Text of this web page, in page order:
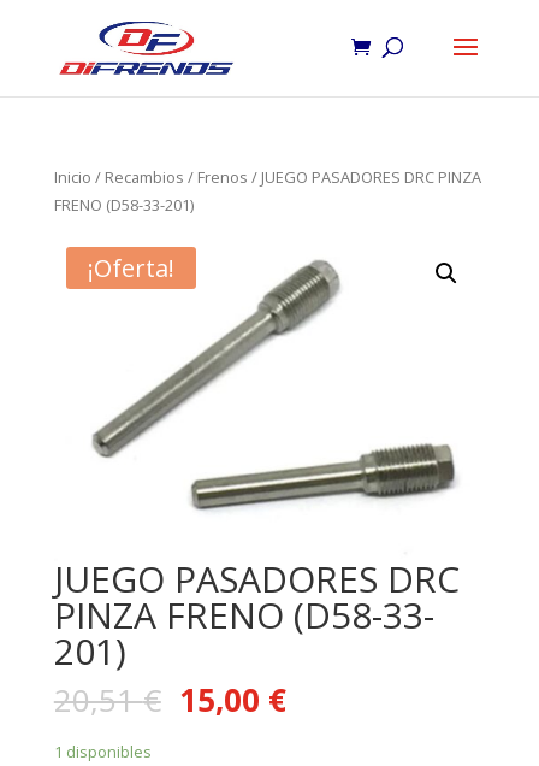
Inicio / Recambios / Frenos / JUEGO PASADORES DRC PINZA
FRENO (D58-33-201)
¡Oferta!
JUEGO PASADORES DRC
PINZA FRENO (D58-33-
201)
20,51€ 15,00 €
1 disponibles